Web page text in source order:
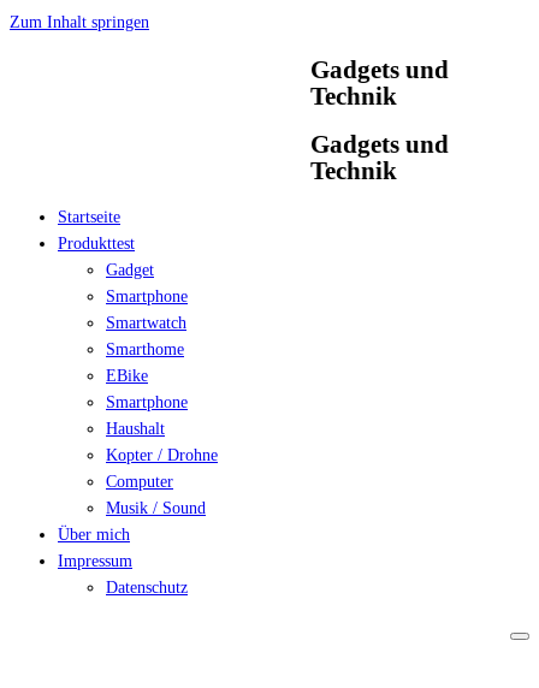
Zum Inhalt springen
Gadgets und
Technik
Gadgets und
Technik
Startseite
Produkttest
Gadget
Smartphone
Smartwatch
Smarthome
EBike
Smartphone
Haushalt
Kopter / Drohne
Computer
Musik / Sound
Über mich
Impressum
Datenschutz